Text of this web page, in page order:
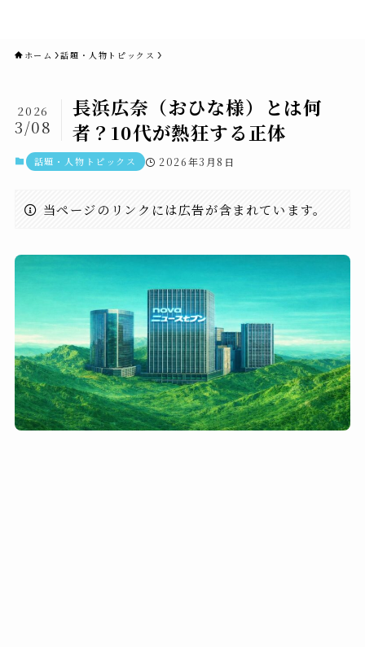
ホーム 話題・人物トピックス
長浜広奈（おひな様）とは何
者？10代が熱狂する正体
2026
3/08
話題・人物トピックス 2026年3月8日
当ページのリンクには広告が含まれています。